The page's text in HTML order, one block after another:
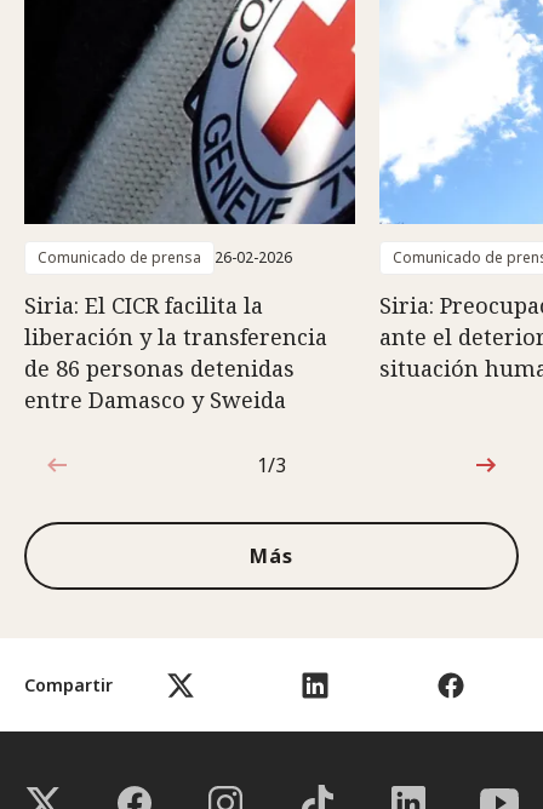
Compartir
Comunicado de prensa 26-02-2026
Siria: El CICR facilita la
liberación y la transferencia
de 86 personas detenidas
entre Damasco y Sweida
Comunicado de
Siria:
ante el
situación
1de3
1/3
Más